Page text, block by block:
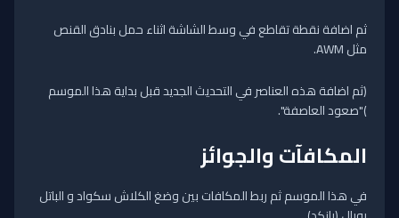
ثم اضافة نقطة تقاطع في وسط الشاشة اثناء حمل بنادق القنص
مثل AWM.
(ثم اضافة هذه العناصر في التحديث الجديد قبل بداية هذا الموسم
)"صعود العاصفة".
المكافآت والجوائز
في هذا الموسم ثم ربط المكافات بين وضغ الكلاش سكواد و الباتل